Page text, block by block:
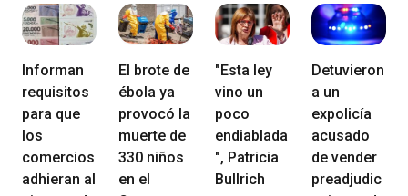
Informan
requisitos
para que
los
comercios
adhieran al
El brote de
ébola ya
provocó la
muerte de
330 niños
en el
"Esta ley
vino un
poco
endiablada
", Patricia
Bullrich
Detuvieron
a un
expolicía
acusado
de vender
preadjudic